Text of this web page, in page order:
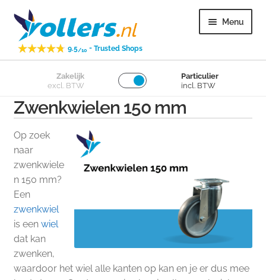
Ga
door
naar
navigatie
Ga
naar
de
inhoud
9.5/10 - Trusted Shops
Menu
Zwenkwielen
Bokwielen
Losse wielen
Overig
Klantenservice
Zakelijk
excl. BTW
Particulier
incl. BTW
Zwenkwielen 150 mm
Op zoek
naar
zwenkwiele
n 150 mm?
Een
zwenkwiel
is een wiel
dat kan
zwenken,
waardoor het wiel alle kanten op kan en je er dus mee